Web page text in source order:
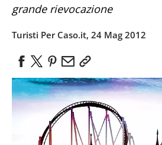
grande rievocazione
Turisti Per Caso.it, 24 Mag 2012